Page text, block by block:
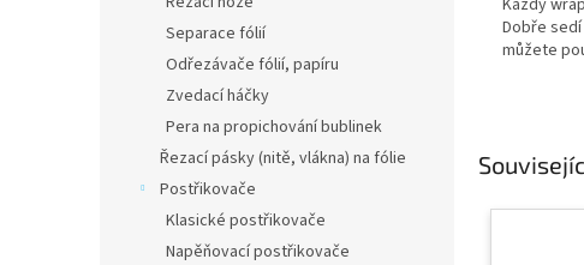
Separace fólií
Odřezávače fólií, papíru
Zvedací háčky
Pera na propichování bublinek
Řezací pásky (nitě, vlákna) na fólie
Postřikovače
Klasické postřikovače
Napěňovací postřikovače
Každý
Dobře
můžete